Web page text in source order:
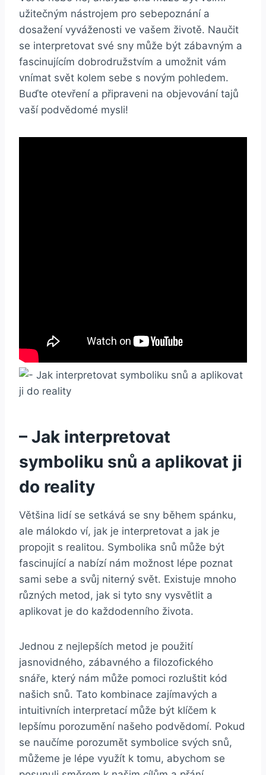
užitečným nástrojem pro sebepoznání a
dosažení vyváženosti ve⁣ vašem životě. Naučit
se interpretovat své sny⁣ může být zábavným ‌a
fascinujícím dobrodružstvím a umožnit‌ vám
vnímat‍ svět kolem sebe s novým pohledem.
Buďte⁤ otevření a připraveni na objevování tajů
vaší podvědomé mysli!
– Jak interpretovat
symboliku snů ‌a aplikovat ji​
do reality
Většina lidí ⁣se setkává se sny během‍ spánku,
ale málokdo ví, jak je interpretovat‌ a‌ jak je​
propojit s realitou. Symbolika snů může ‌být
fascinující a nabízí‍ nám možnost lépe poznat
sami sebe a svůj niterný ⁣svět. Existuje mnoho
⁢různých metod, jak‌ si tyto sny vysvětlit⁤ a
aplikovat je do každodenního⁤ života.
Jednou z nejlepších metod je použití
‍jasnovidného,⁣ zábavného a filozofického
snáře, který nám⁤ může pomoci⁢ rozluštit ‍kód
našich snů. Tato kombinace zajímavých a
intuitivních interpretací může být ⁣klíčem ⁢k
lepšímu ⁣porozumění našeho​ podvědomí. Pokud
se naučíme porozumět‍ symbolice⁢ svých snů,
můžeme je lépe využít k‍ tomu, abychom se ​